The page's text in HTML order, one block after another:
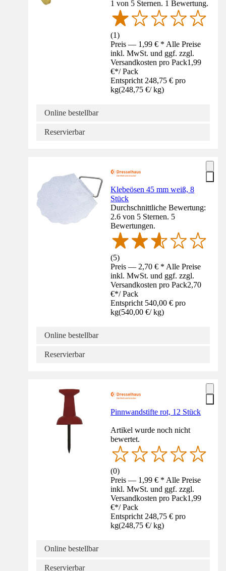
1 von 5 Sternen. 1 Bewertung.
(1)
Preis — 1,99 € * Alle Preise
inkl. MwSt. und ggf. zzgl.
Versandkosten pro Pack1,99
€*/ Pack
Entspricht 248,75 € pro
kg(248,75 €/ kg)
Online bestellbar
Reservierbar
Klebeösen 45 mm weiß, 8
Stück
Durchschnittliche Bewertung:
2.6 von 5 Sternen. 5
Bewertungen.
(5)
Preis — 2,70 € * Alle Preise
inkl. MwSt. und ggf. zzgl.
Versandkosten pro Pack2,70
€*/ Pack
Entspricht 540,00 € pro
kg(540,00 €/ kg)
Online bestellbar
Reservierbar
Pinnwandstifte rot, 12 Stück
Artikel wurde noch nicht
bewertet.
(0)
Preis — 1,99 € * Alle Preise
inkl. MwSt. und ggf. zzgl.
Versandkosten pro Pack1,99
€*/ Pack
Entspricht 248,75 € pro
kg(248,75 €/ kg)
Online bestellbar
Reservierbar